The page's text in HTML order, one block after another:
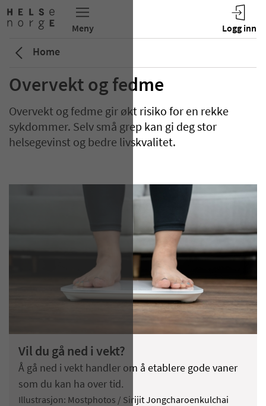
Home
Overvekt og fedme
Overvekt og fedme gir økt risiko for en rekke
sykdommer. Selv små grep kan gi deg stor
helsegevinst og bedre livskvalitet.
Vil du gå ned i vekt?
Å gå ned i vekt handler om å etablere gode vaner
som du kan ha over tid.
Illustrasjon: Mostphotos / Sirijit Jongcharoenkulchai